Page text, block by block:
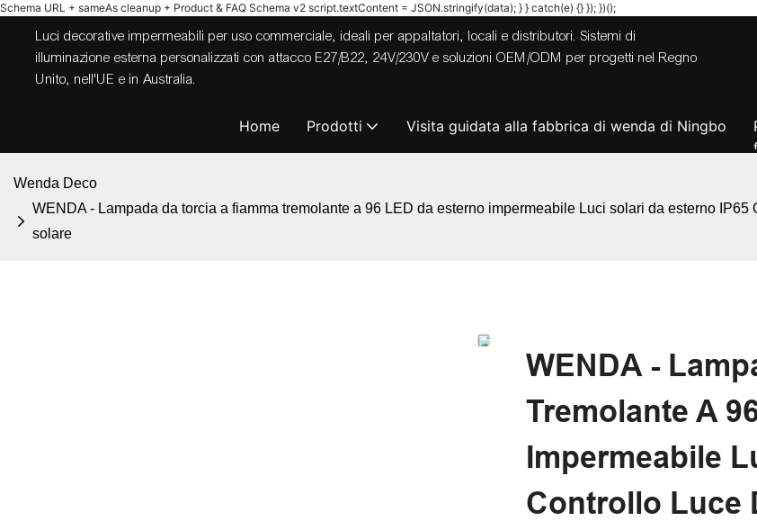
Schema URL + sameAs cleanup + Product & FAQ Schema v2 script.textContent = JSON.stringify(data); } } catch(e) {} }); })();
Luci decorative impermeabili per uso commerciale, ideali per appaltatori, locali e distributori. Sistemi di
illuminazione esterna personalizzati con attacco E27/B22, 24V/230V e soluzioni OEM/ODM per progetti nel Regno
Unito, nell'UE e in Australia.
Home Prodotti Visita guidata alla fabbrica di wenda di Ningbo
Wenda Deco
WENDA - Lampada da torcia a fiamma tremolante a 96 LED da esterno impermeabile Luci solari da esterno
solare
WENDA -
Tremolante A
Impermeabile
Controllo Luce